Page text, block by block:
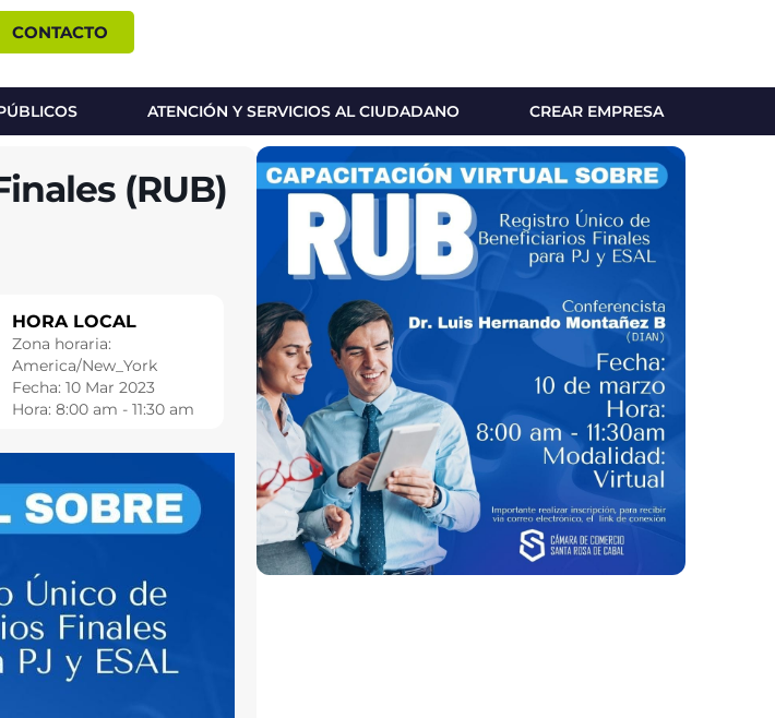
CONTACTO
ATENCIÓN Y SERVICIOS AL CIUDADANO CREAR EMPRESA
(RUB)
HORA LOCAL
Zona horaria:
America/New_York
Fecha:10 Mar 2023
Hora:8:00 am - 11:30 am